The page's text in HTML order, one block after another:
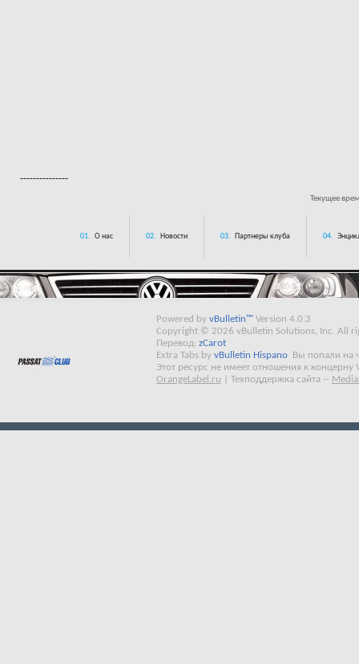
---------------
Текущее
01. О нас 02. Новости 03. Партнеры клуба 04.
Powered by vBulletin™ Version 4.0.3
Copyright © 2026 vBulletin Solutions, Inc. All
Перевод: zCarot
Extra Tabs by vBulletin Hispano
Вы попали на
Этот ресурс не имеет отношения к концерну
OrangeLabel.ru
Техподдержка сайта --